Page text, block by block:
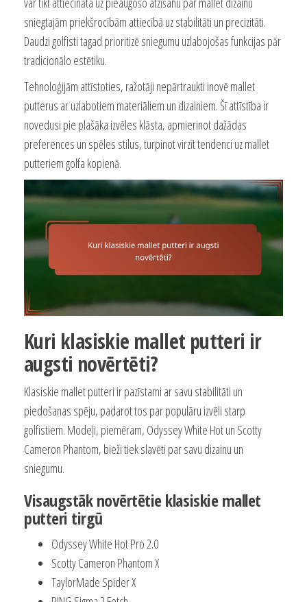
sniegtajām priekšrocībām attiecībā uz stabilitāti un precizitāti.
Daudzi golfisti tagad prioritizē sniegumu uzlabojošas funkcijas pār
tradicionālo estētiku.
Tehnoloģijām attīstoties, ražotāji nepārtraukti inovē mallet
putterus ar uzlabotiem materiāliem un dizainiem. Šī attīstība ir
novedusi pie plašāka izvēles klāsta, apmierinot dažādas
preferences un spēles stilus, turpinot virzīt tendenci uz mallet
putteriem golfa kopienā.
Kuri klasiskie mallet putteri ir
augsti novērtēti?
Klasiskie mallet putteri ir pazīstami ar savu stabilitāti un
piedošanas spēju, padarot tos par populāru izvēli starp
golfistiem. Modeļi, piemēram, Odyssey White Hot un Scotty
Cameron Phantom, bieži tiek slavēti par savu dizainu un
sniegumu.
Visaugstāk novērtētie klasiskie mallet
putteri tirgū
Odyssey White Hot Pro 2.0
Scotty Cameron Phantom X
TaylorMade Spider X